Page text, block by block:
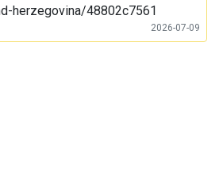
herzegovina/48802c7561
2026-07-09